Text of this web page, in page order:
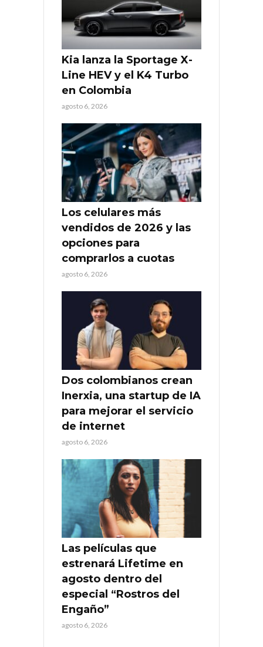
Kia lanza la Sportage X-
Line HEV y el K4 Turbo
en Colombia
agosto 6, 2026
Los celulares más
vendidos de 2026 y las
opciones para
comprarlos a cuotas
agosto 6, 2026
Dos colombianos crean
Inerxia, una startup de IA
para mejorar el servicio
de internet
agosto 6, 2026
Las películas que
estrenará Lifetime en
agosto dentro del
especial “Rostros del
Engaño”
agosto 6, 2026